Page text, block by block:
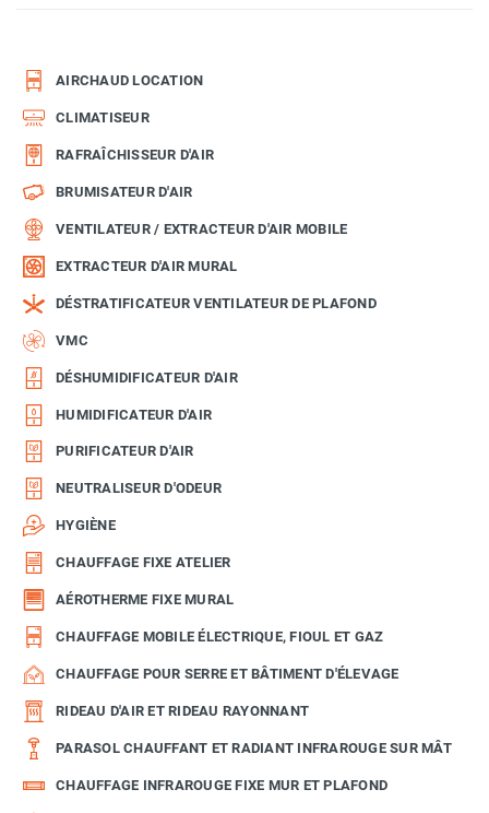
AIRCHAUD LOCATION
CLIMATISEUR
RAFRAÎCHISSEUR D'AIR
BRUMISATEUR D'AIR
VENTILATEUR / EXTRACTEUR D'AIR MOBILE
EXTRACTEUR D'AIR MURAL
DÉSTRATIFICATEUR VENTILATEUR DE PLAFOND
VMC
DÉSHUMIDIFICATEUR D'AIR
HUMIDIFICATEUR D'AIR
PURIFICATEUR D'AIR
NEUTRALISEUR D'ODEUR
HYGIÈNE
CHAUFFAGE FIXE ATELIER
AÉROTHERME FIXE MURAL
CHAUFFAGE MOBILE ÉLECTRIQUE, FIOUL ET GAZ
CHAUFFAGE POUR SERRE ET BÂTIMENT D'ÉLEVAGE
RIDEAU D'AIR ET RIDEAU RAYONNANT
PARASOL CHAUFFANT ET RADIANT INFRAROUGE SUR MÂT
CHAUFFAGE INFRAROUGE FIXE MUR ET PLAFOND